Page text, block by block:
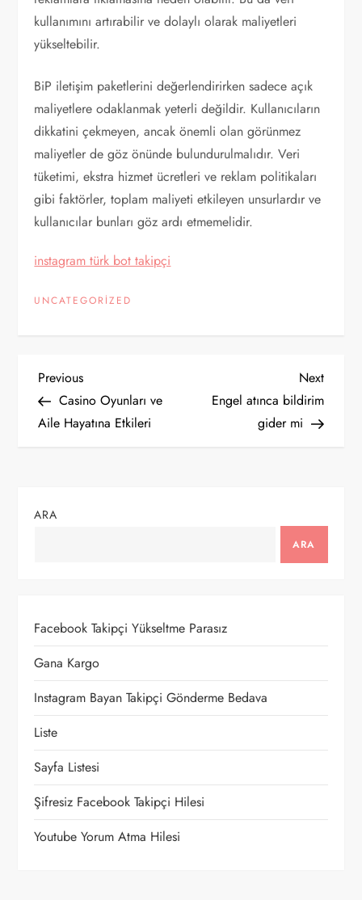
kullanımını artırabilir ve dolaylı olarak maliyetleri
yükseltebilir.
BiP iletişim paketlerini değerlendirirken sadece açık
maliyetlere odaklanmak yeterli değildir. Kullanıcıların
dikkatini çekmeyen, ancak önemli olan görünmez
maliyetler de göz önünde bulundurulmalıdır. Veri
tüketimi, ekstra hizmet ücretleri ve reklam politikaları
gibi faktörler, toplam maliyeti etkileyen unsurlardır ve
kullanıcılar bunları göz ardı etmemelidir.
instagram türk bot takipçi
UNCATEGORIZED
Y
a
z
i
n
m
e
s
i
Previous
Post
Previous
Casino Oyunları ve
Aile Hayatına Etkileri
Next
Post
Next
Engel atınca bildirim
gider mi
ARA
ARA
Facebook Takipçi Yükseltme Parasız
Gana Kargo
Instagram Bayan Takipçi Gönderme Bedava
Liste
Sayfa Listesi
Şifresiz Facebook Takipçi Hilesi
Youtube Yorum Atma Hilesi